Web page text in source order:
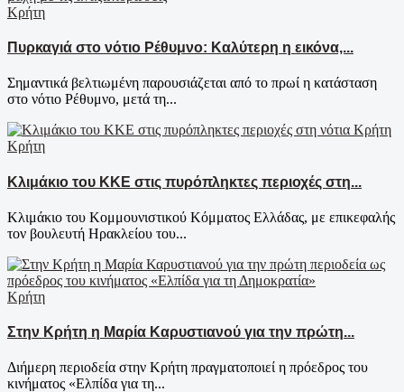
Κρήτη
Πυρκαγιά στο νότιο Ρέθυμνο: Καλύτερη η εικόνα,...
Σημαντικά βελτιωμένη παρουσιάζεται από το πρωί η κατάσταση
στο νότιο Ρέθυμνο, μετά τη...
Κρήτη
Κλιμάκιο του ΚΚΕ στις πυρόπληκτες περιοχές στη...
Κλιμάκιο του Κομμουνιστικού Κόμματος Ελλάδας, με επικεφαλής
τον βουλευτή Ηρακλείου του...
Κρήτη
Στην Κρήτη η Μαρία Καρυστιανού για την πρώτη...
Διήμερη περιοδεία στην Κρήτη πραγματοποιεί η πρόεδρος του
κινήματος «Ελπίδα για τη...